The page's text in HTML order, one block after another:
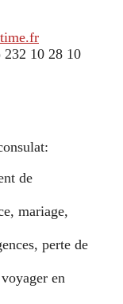
232 10 28 10
de
mariage,
perte de
en